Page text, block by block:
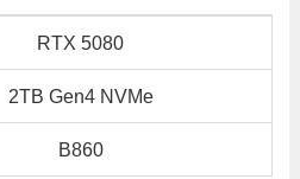
RTX 5080
2TB Gen4 NVMe
B860